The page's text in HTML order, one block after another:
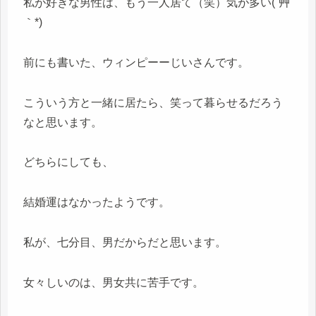
私が好きな男性は、もう一人居て（笑）気が多い(´艸
｀*)
前にも書いた、ウィンピーーじいさんです。
こういう方と一緒に居たら、笑って暮らせるだろう
なと思います。
どちらにしても、
結婚運はなかったようです。
私が、七分目、男だからだと思います。
女々しいのは、男女共に苦手です。